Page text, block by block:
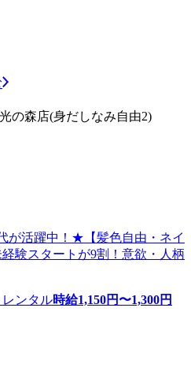
の森店(身だしなみ自由2)
が活躍中！★【髪色自由・ネイ
験スタートが9割！意欲・人柄
ンタル時給1,150円〜1,300円